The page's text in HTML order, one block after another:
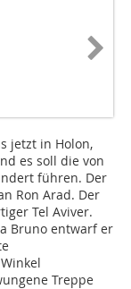
jetzt in Holon,
es soll die von
führen. Der
Ron Arad. Der
Tel Aviver.
Bruno entwarf er
Treppe